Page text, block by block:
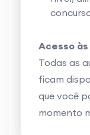
Acesso às
Todas as
ficam
que você
momento